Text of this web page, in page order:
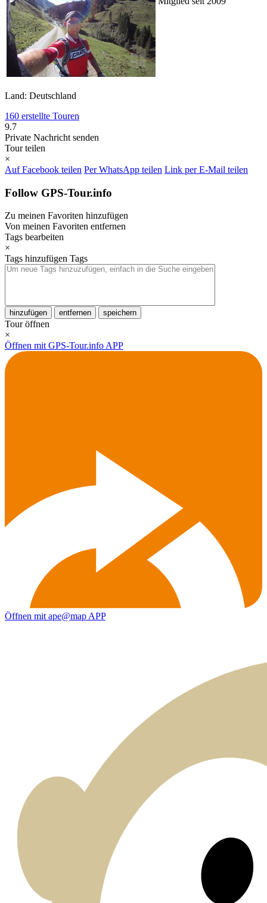
Land: Deutschland
160 erstellte Touren
9.7
Private Nachricht senden
Tour teilen
×
Auf Facebook teilen Per WhatsApp teilen Link per E-Mail teilen
Follow GPS-Tour.info
Zu meinen Favoriten hinzufügen
Von meinen Favoriten entfernen
Tags bearbeiten
×
Tags hinzufügen Tags
hinzufügen entfernen speichern
Tour öffnen
×
Öffnen mit GPS-Tour.info APP
Öffnen mit ape@map APP